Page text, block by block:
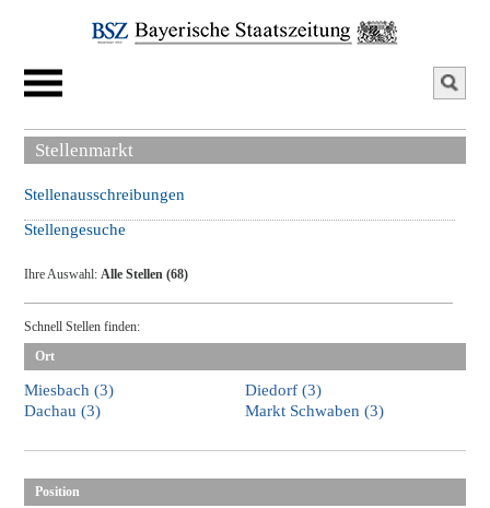
Stellenmarkt
Stellenausschreibungen
Stellengesuche
Ihre Auswahl:Alle Stellen (68)
Schnell Stellen finden:
Ort
Miesbach (3)
Diedorf (3)
Dachau (3)
Markt Schwaben (3)
Position